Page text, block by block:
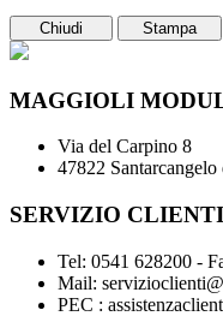
Chiudi Stampa
MAGGIOLI
Via del Carpino 8
47822
SERVIZIO CLIENTI
Tel: 0541 628200 -
Mail:
PEC :